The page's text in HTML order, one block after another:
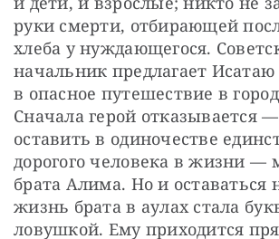
руки смерти, отбирающей
хлеба у нуждающегося.
начальник предлагает Исатаю
в опасное путешествие в
Сначала герой отказывается
оставить в одиночестве
дорогого человека в жизни —
брата Алима. Но и оставаться
жизнь брата в аулах стала
ловушкой. Ему приходится